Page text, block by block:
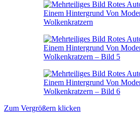
Zum Vergrößern klicken